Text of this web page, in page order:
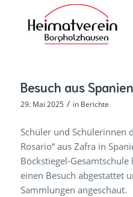
Besuch aus Spanien
29. Mai 2025 / in Berichte
Schüler und Schülerinnen
Rosario“ aus Zafra in
Böckstiegel-
einen Besuch abgestattet
Sammlungen angeschaut.